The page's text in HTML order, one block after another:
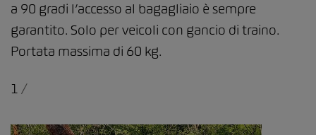
a 90 gradi l’accesso al bagagliaio è sempre
garantito. Solo per veicoli con gancio di traino.
Portata massima di 60 kg.
1 /